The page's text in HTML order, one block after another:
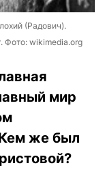
(Радович).
Фото: wikimedia.org
мир
же был